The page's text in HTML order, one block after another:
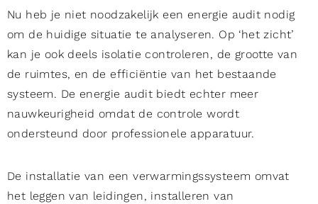
Nu heb je niet noodzakelijk een energie audit nodig
om de huidige situatie te analyseren. Op ‘het zicht’
kan je ook deels isolatie controleren, de grootte van
de ruimtes, en de efficiëntie van het bestaande
systeem. De energie audit biedt echter meer
nauwkeurigheid omdat de controle wordt
ondersteund door professionele apparatuur.
De installatie van een verwarmingssysteem omvat
het leggen van leidingen, installeren van